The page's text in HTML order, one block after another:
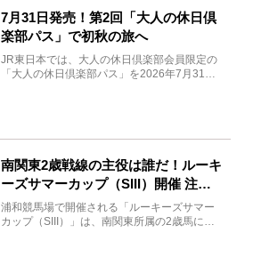
7月31日発売！第2回「大人の休日倶
楽部パス」で初秋の旅へ
JR東日本では、大人の休日倶楽部会員限定の
「大人の休日倶楽部パス」を2026年7月31日
南関東2歳戦線の主役は誰だ！ルーキ
ーズサマーカップ（SIII）開催 注目
馬と見どころをチェック
浦和競馬場で開催される「ルーキーズサマー
カップ（SIII）」は、南関東所属の2歳馬によ